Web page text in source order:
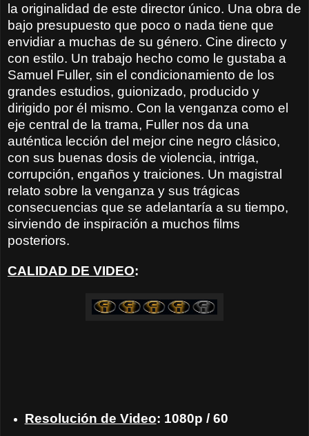
la originalidad de este director único. Una obra de
bajo presupuesto que poco o nada tiene que
envidiar a muchas de su género. Cine directo y
con estilo. Un trabajo hecho como le gustaba a
Samuel Fuller, sin el condicionamiento de los
grandes estudios, guionizado, producido y
dirigido por él mismo. Con la venganza como el
eje central de la trama, Fuller nos da una
auténtica lección del mejor cine negro clásico,
con sus buenas dosis de violencia, intriga,
corrupción, engaños y traiciones. Un magistral
relato sobre la venganza y sus trágicas
consecuencias que se adelantaría a su tiempo,
sirviendo de inspiración a muchos films
posteriors.
CALIDAD DE VIDEO:
Resolución de Video: 1080p / 60